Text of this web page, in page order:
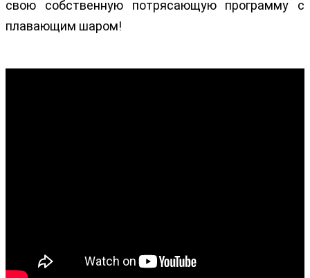
свою собственную потрясающую программу с
плавающим шаром!